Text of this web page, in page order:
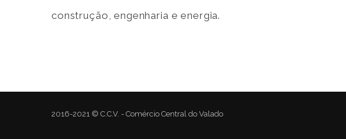
construção, engenharia e energia.
2016-2021 © C.C.V. - Comércio Central do Valado